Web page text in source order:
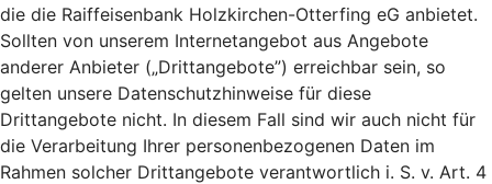
die die Raiffeisenbank Holzkirchen-Otterfing eG anbietet.
Sollten von unserem Internetangebot aus Angebote
anderer Anbieter („Drittangebote”) erreichbar sein, so
gelten unsere Datenschutzhinweise für diese
Drittangebote nicht. In diesem Fall sind wir auch nicht für
die Verarbeitung Ihrer personenbezogenen Daten im
Rahmen solcher Drittangebote verantwortlich i. S. v. Art. 4